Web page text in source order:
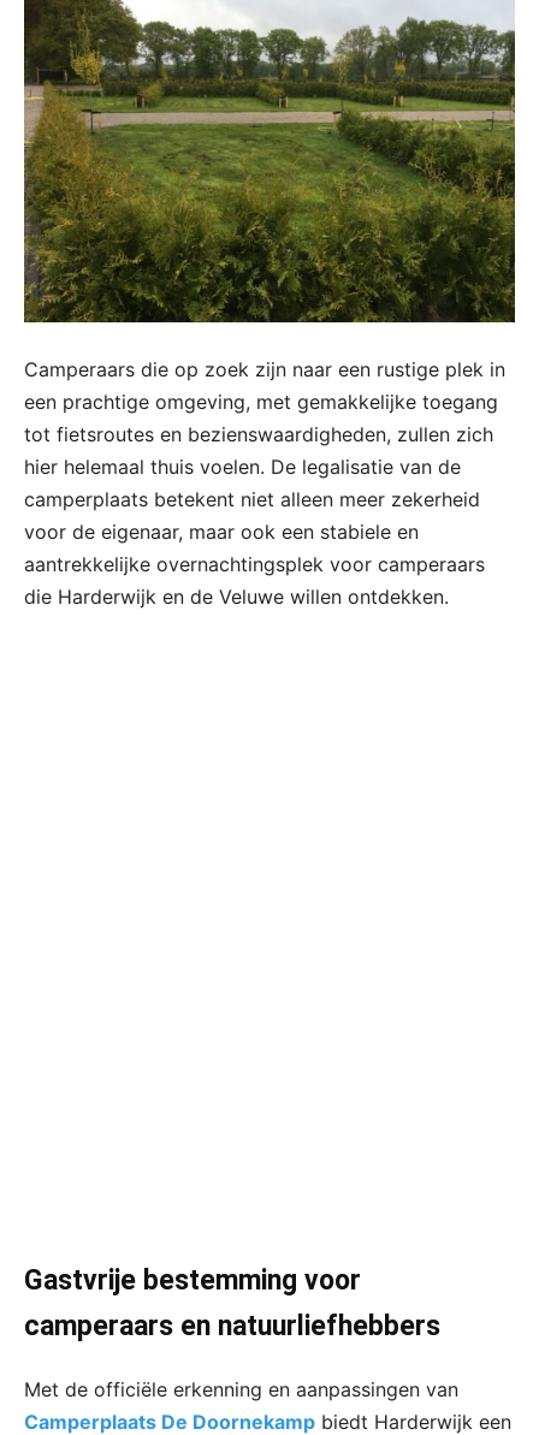
Camperaars die op zoek zijn naar een rustige plek in
een prachtige omgeving, met gemakkelijke toegang
tot fietsroutes en bezienswaardigheden, zullen zich
hier helemaal thuis voelen. De legalisatie van de
camperplaats betekent niet alleen meer zekerheid
voor de eigenaar, maar ook een stabiele en
aantrekkelijke overnachtingsplek voor camperaars
die Harderwijk en de Veluwe willen ontdekken.
Gastvrije bestemming voor
camperaars en natuurliefhebbers
Met de officiële erkenning en aanpassingen van
Camperplaats De Doornekamp biedt Harderwijk een